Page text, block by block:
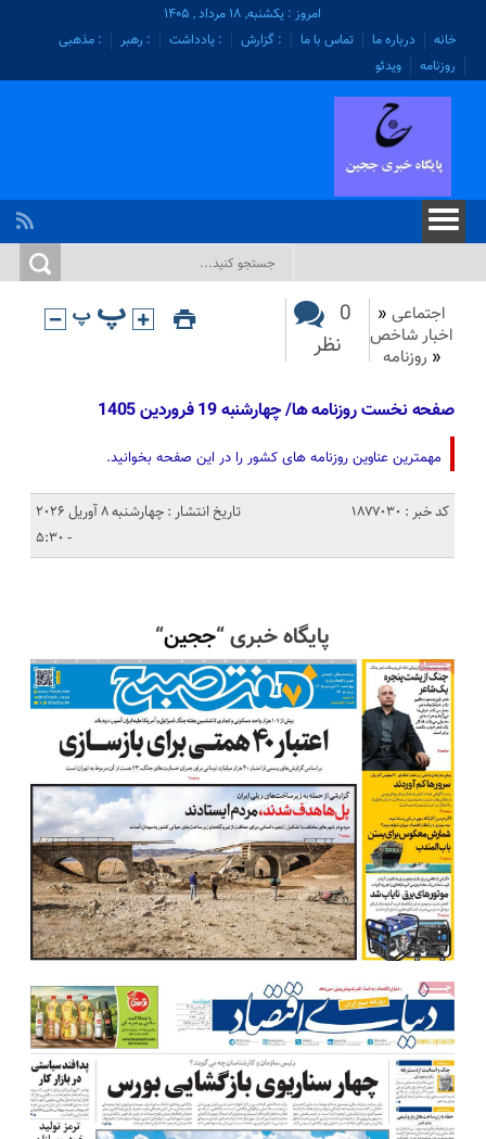
امروز : یکشنبه, ۱۸ مرداد , ۱۴۰۵
خانه
درباره ما تماس با ما : گزارش : یادداشت : رهبر
: مذهبی
روزنامه
ویدئو
اجتماعی «
اخبار شاخص
« روزنامه
0
نظر
صفحه نخست روزنامه ها/ چهارشنبه 19 فروردین 1405
مهمترین عناوین روزنامه های کشور را در این صفحه بخوانید.
کد خبر : 1877030
تاریخ انتشار : چهارشنبه 8 آوریل 2026
- 5:30
پایگاه خبری “ججین“